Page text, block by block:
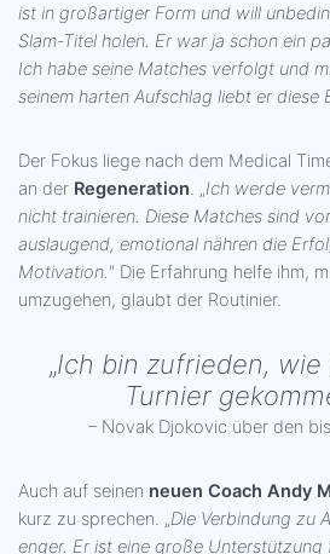
ist in großartiger Form und will
Slam-Titel holen. Er war ja schon ein
Ich habe seine Matches verfolgt und
seinem harten Aufschlag liebt er diese
Der Fokus liege nach dem Medical
an der Regeneration. „Ich werde
nicht trainieren. Diese Matches sind
auslaugend, emotional nähren die
Motivation." Die Erfahrung helfe ihm,
umzugehen, glaubt der Routinier.
„Ich bin zufrieden, wie
Turnier
– Novak Djokovic über den
Auch auf seinen neuen Coach Andy
kurz zu sprechen. „Die Verbindung zu
enger. Er ist eine große Unterstützung